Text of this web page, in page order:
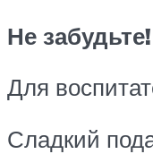
Не забудьте!
Для
Сладкий